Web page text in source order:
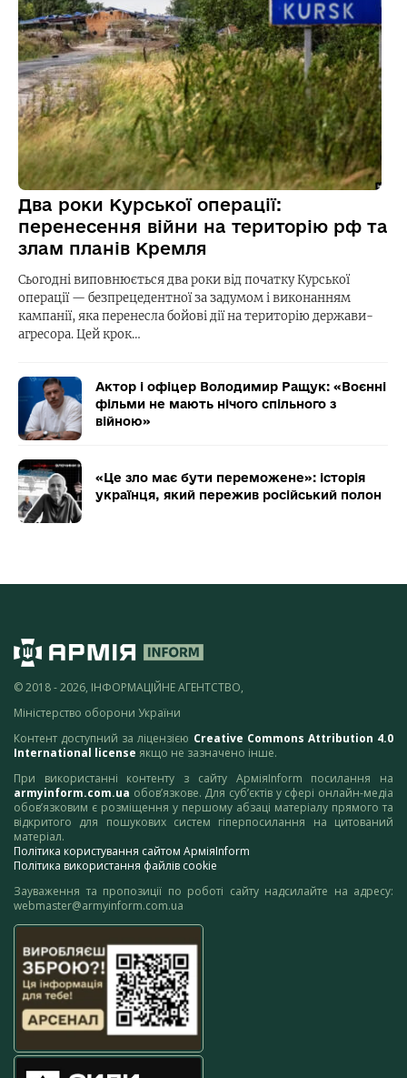
Два роки Курської операції:
перенесення війни на територію рф та
злам планів Кремля
Сьогодні виповнюється два роки від початку Курської
операції — безпрецедентної за задумом і виконанням
кампанії, яка перенесла бойові дії на територію держави-
агресора. Цей крок…
Актор і офіцер Володимир Ращук: «Воєнні
фільми не мають нічого спільного з
війною»
«Це зло має бути переможене»: історія
українця, який пережив російський полон
© 2018 - 2026, ІНФОРМАЦІЙНЕ АГЕНТСТВО,
Міністерство оборони України
Контент доступний за ліцензією Creative Commons Attribution 4.0
International license якщо не зазначено інше.
При використанні контенту з сайту АрміяInform посилання на
armyinform.com.ua обов’язкове. Для суб’єктів у сфері онлайн-медіа
обов’язковим є розміщення у першому абзаці матеріалу прямого та
відкритого для пошукових систем гіперпосилання на цитований
матеріал.
Політика користування сайтом АрміяInform
Політика використання файлів cookie
Зауваження та пропозиції по роботі сайту надсилайте на адресу:
webmaster@armyinform.com.ua